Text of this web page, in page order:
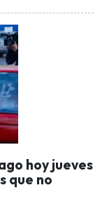
hoy jueves
que no